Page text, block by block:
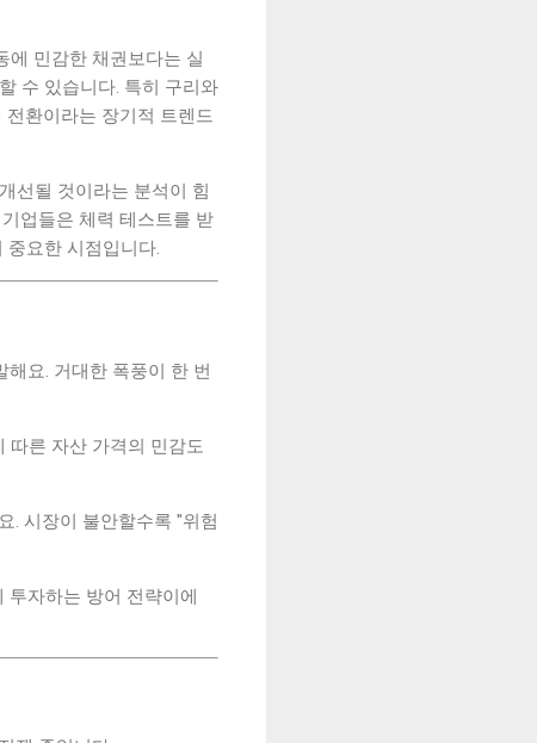
에 민감한 채권보다는 실
수 있습니다. 특히 구리와
환이라는 장기적 트렌드
선될 것이라는 분석이 힘
업들은 체력 테스트를 받
중요한 시점입니다.
요. 거대한 폭풍이 한 번
따른 자산 가격의 민감도
. 시장이 불안할수록 "위험
투자하는 방어 전략이에